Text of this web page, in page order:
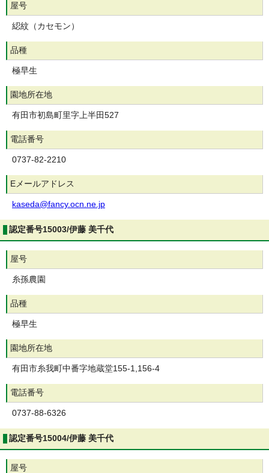
屋号
綛紋（カセモン）
品種
極早生
園地所在地
有田市初島町里字上半田527
電話番号
0737-82-2210
Eメールアドレス
kaseda@fancy.ocn.ne.jp
認定番号15003/伊藤 美千代
屋号
糸孫農園
品種
極早生
園地所在地
有田市糸我町中番字地蔵堂155-1,156-4
電話番号
0737-88-6326
認定番号15004/伊藤 美千代
屋号